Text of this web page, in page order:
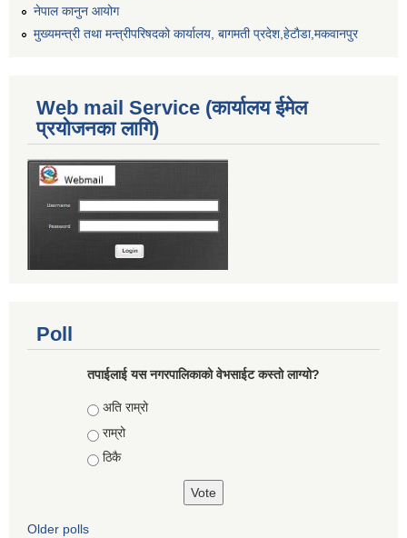
नेपाल कानुन आयोग
मुख्यमन्त्री तथा मन्त्रीपरिषदको कार्यालय, बागमती प्रदेश,हेटाैडा,मकवानपुर
Web mail Service (कार्यालय ईमेल
प्रयोजनका लागि)
Poll
तपाईलाई यस नगरपालिकाको वेभसाईट कस्तो लाग्यो?
Choices
अति राम्रो
राम्रो
ठिकै
Older polls